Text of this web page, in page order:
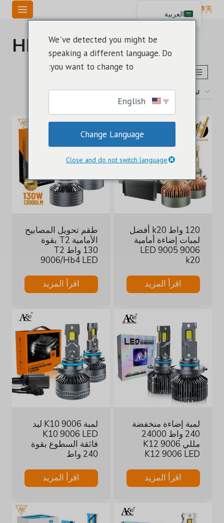
تخطي
لمبة Hb4 LED
اختر طراز حجم لمبة LED عرض ⁦14⁩ من كل النتائج
الأحدث
120 واط k20 أفضل
لمبات إضاءة أمامية
LED 9005 9006
k20
اقرأ المزيد
طقم تحويل المصابيح
الأمامية T2 بقوة
130 واط T2
9006/Hb4 LED
اقرأ المزيد
لمبة إضاءة منخفضة
240 واط 24000
مللي K12 9006
K12 9006 LED
اقرأ المزيد
لمبة K10 9006 ليد
K10 9006 LED
فائقة السطوع بقوة
240 واط
اقرأ المزيد
We've detected you might be
speaking a different language. Do
you want to change to:
Change Language
Close and do not switch language
العربية